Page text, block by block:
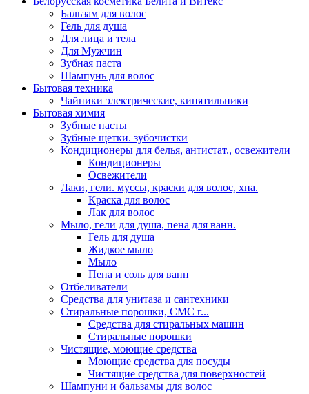
Бальзам для волос
Гель для душа
Для лица и тела
Для Мужчин
Зубная паста
Шампунь для волос
Бытовая техника
Чайники электрические, кипятильники
Бытовая химия
Зубные пасты
Зубные щетки. зубочистки
Кондиционеры для белья, антистат., освежители
Кондиционеры
Освежители
Лаки, гели. муссы, краски для волос, хна.
Краска для волос
Лак для волос
Мыло, гели для душа, пена для ванн.
Гель для душа
Жидкое мыло
Мыло
Пена и соль для ванн
Отбеливатели
Средства для унитаза и сантехники
Стиральные порошки, СМС г...
Средства для стиральных машин
Стиральные порошки
Чистящие, моющие средства
Моющие средства для посуды
Чистящие средства для поверхностей
Шампуни и бальзамы для волос